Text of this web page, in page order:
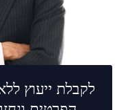
לקבלת ייעוץ